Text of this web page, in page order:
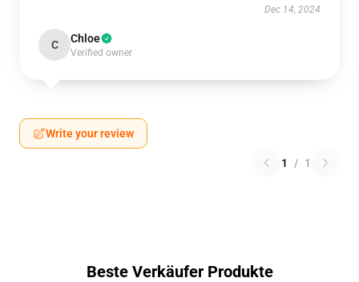
Dec 14, 2024
C Chloe
Verified owner
Write your review
1 / 1
Beste Verkäufer Produkte